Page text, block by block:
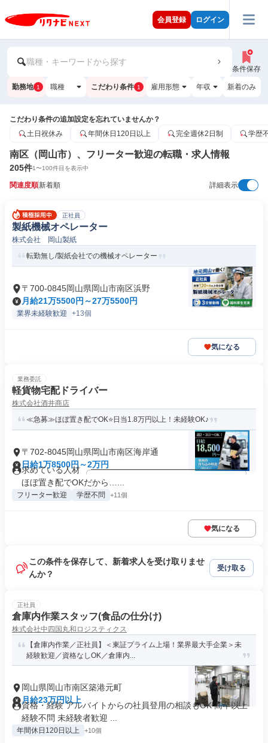
会員登録 ログイン
職種・キーワードから探す
条件保存
勤務地 1 職種 こだわり条件 1 雇用形態 年収 新着のみ
こだわり条件の追加設定を忘れていませんか？
土日祝休み
年間休日120日以上 完全週休2日制 学歴
南区（岡山市）、フリーター歓迎の転職・求人情報
205件1〜100件目を表示中
関連度順新着順 詳細表示
正社員
製紙機械オペレーター
株式会社 岡山製紙
転勤無し/製紙会社での機械オペレーター
〒700-0845岡山県岡山市南区浜野
月給21万5500円～27万5500円
業界未経験歓迎 +13個
気になる
業務委託
軽貨物宅配ドライバー
株式会社酒井商店
≪急募≫ほぼ置き配でOK⭐日当1.8万円以上！未経験OK♪
〒702-8045岡山県岡山市南区海岸通
日給1万8500円～2万円
求めている人材 ╭━━━━━━━━━━━━━━━━━━╮
ほぼ置き配でOKだから…...
フリーター歓迎 学歴不問 +11個
気になる
この条件を保存して、新着求人を受け取りませ
んか？
受け取る
正社員
倉庫内作業スタッフ(食品の仕分け)
株式会社中四国丸和ロジスティクス
【倉庫内作業／正社員】＜東証プライム上場！業界最大手企業＞未
経験歓迎／資格なしOK／倉庫内...
岡山県岡山市南区築港元町
月給23万円以上
資格・経験 アルバイトからの社員登用の相談もOK 高卒以上
経験不問 未経験者歓迎 ...
年間休日120日以上 +10個